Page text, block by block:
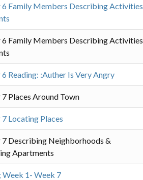
6 Family Members Describing Activities
6 Family Members Describing Activities
Reading: :Auther Is Very Angry
Places Around Town
Locating Places
7 Describing Neighborhoods &
Apartments
Week 1- Week 7